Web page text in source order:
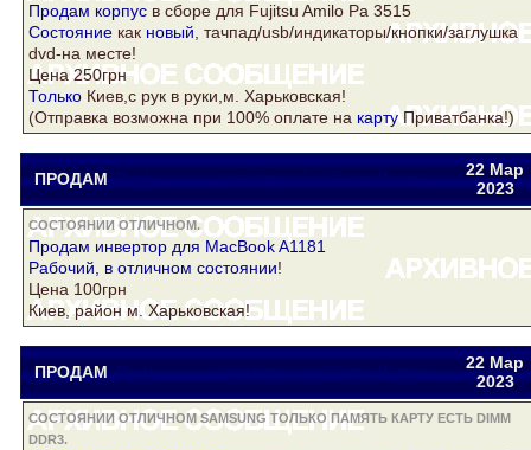
Продам корпус в сборе для Fujitsu Amilo Pa 3515
Состояние как новый , тачпад/usb/индикаторы/кнопки/заглушка
dvd-на месте!
Цена 250грн
Только Киев,с рук в руки,м. Харьковская!
(Отправка возможна при 100% оплате на картуПриватбанка!)
ПРОДАМ Drake yuriytimoschuk@gmail.com
22 Мар
2023
СОСТОЯНИИ ОТЛИЧНОМ.
Продам инвертор для MacBook A1181
Рабочий, в отличном состоянии!
Цена 100грн
Киев, район м. Харьковская!
ПРОДАМ Drake yuriytimoschuk@gmail.com
22 Мар
2023
СОСТОЯНИИ ОТЛИЧНОМ SAMSUNG ТОЛЬКО ПАМЯТЬ КАРТУ ЕСТЬ DIMM
DDR3.